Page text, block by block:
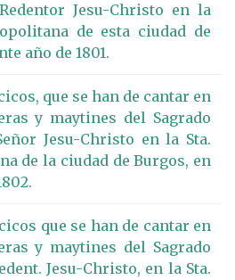
Jesu-Christo en la
de esta ciudad de
año de 1801.
que se han de cantar en
y maytines del Sagrado
Jesu-Christo en la Sta.
de la ciudad de Burgos, en
que se han de cantar en
y maytines del Sagrado
Jesu-Christo, en la Sta.